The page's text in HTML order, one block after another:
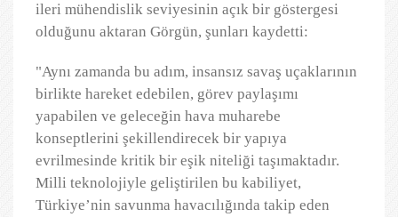
ileri mühendislik seviyesinin açık bir göstergesi
olduğunu aktaran Görgün, şunları kaydetti:
"Aynı zamanda bu adım, insansız savaş uçaklarının
birlikte hareket edebilen, görev paylaşımı
yapabilen ve geleceğin hava muharebe
konseptlerini şekillendirecek bir yapıya
evrilmesinde kritik bir eşik niteliği taşımaktadır.
Milli teknolojiyle geliştirilen bu kabiliyet,
Türkiye’nin savunma havacılığında takip eden